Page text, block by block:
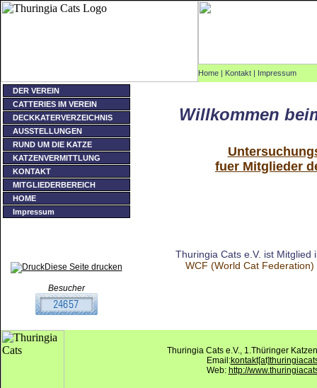
Home | Kontakt | Impressum
DER VEREIN
CATTERIES IM VEREIN
DECKKATERVERZEICHNIS
AUSSTELLUNGEN
RUND UM DIE KATZE
KATZENVERMITTLUNG
KONTAKT
MITGLIEDERBEREICH
HOME
Impressum
Diese Seite drucken
Besucher
Willkommen
fuer Mitglieder
Thuringia Cats e.V. ist Mitglied
WCF (World Cat Federation)
Thuringia Cats e.V., 1.Thüringer
Email:
Web: http://